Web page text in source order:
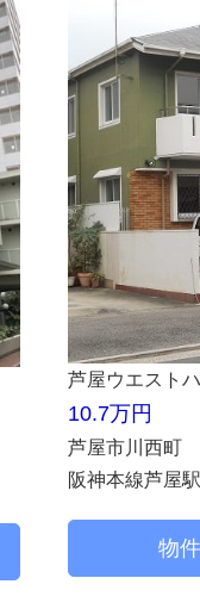
芦屋ウエスト
10.7万円
芦屋市川西町
阪神本線芦屋駅
物